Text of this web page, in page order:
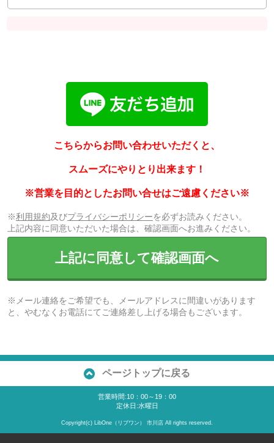
こちらからお問い合わせいただくと、
スムーズにやりとり出来ます！
※営業を目的としたお問い合せはご遠慮ください※
※利用規約及びプライバシーポリシーを必ずお読みください。
上記内容に同意いただいた場合は、確認画面へお進みください。
上記に同意して確認画面へ
※メール連絡をご希望でも、メールアドレスに間違いがあります
と、やむなくお電話にてご連絡差し上げる場合もございます。
ページトップに戻る
営業時間:10：00～19：00
定休日:水曜日
Copyright(c) LibOne（リブワン） 市川店 All rights reserved.